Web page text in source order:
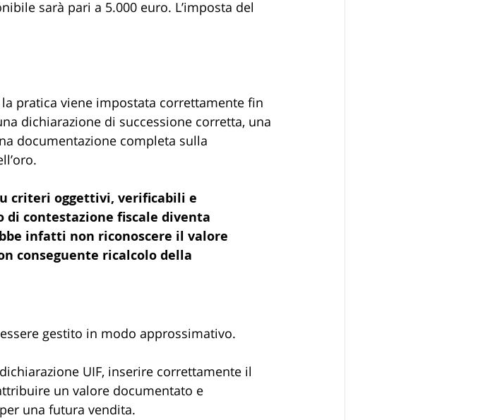
sarà pari a 5.000 euro. L’imposta del
pratica viene impostata correttamente fin
dichiarazione di successione corretta, una
documentazione completa sulla
criteri oggettivi, verificabili e
contestazione fiscale diventa
infatti non riconoscere il valore
conseguente ricalcolo della
gestito in modo approssimativo.
UIF, inserire correttamente il
un valore documentato e
una futura vendita.